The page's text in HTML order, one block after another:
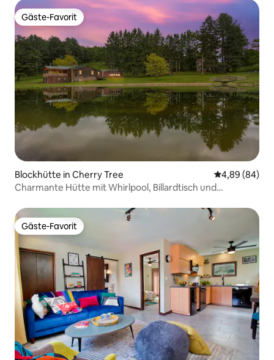
Gäste-Favorit
Gäste-Favorit
Blockhütte in Cherry Tree
4,89 (84)
Charmante Hütte mit Whirlpool, Billardtisch und
Gäste-Favorit
Gäste-Favorit